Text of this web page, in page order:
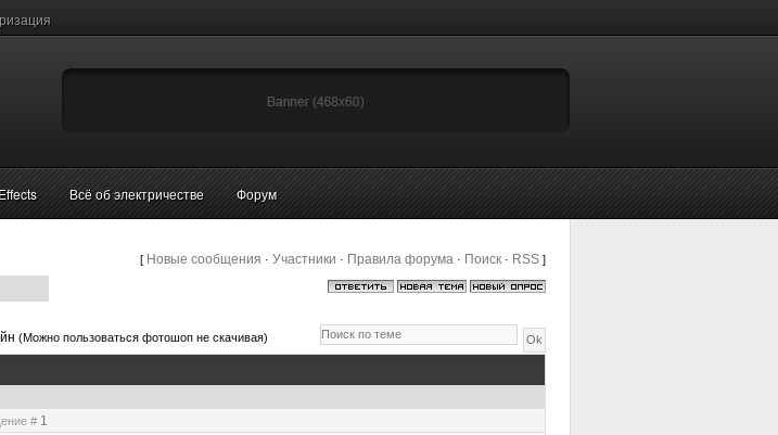
Всё об электричестве Форум
[ Новые сообщения · Участники · Правила форума · Поиск · RSS ]
(Можно пользоваться фотошоп не скачивая)
# 1